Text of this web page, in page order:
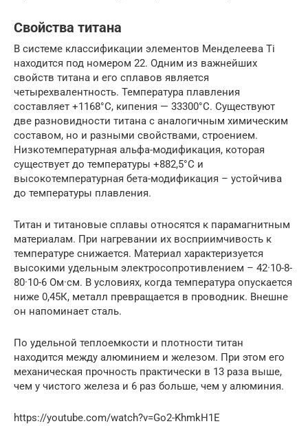
Свойства титана
В системе классификации элементов Менделеева Ti
находится под номером 22. Одним из важнейших
свойств титана и его сплавов является
четырехвалентность. Температура плавления
составляет +1168°С, кипения — 33300°С. Существуют
две разновидности титана с аналогичным химическим
составом, но и разными свойствами, строением.
Низкотемпературная альфа-модификация, которая
существует до температуры +882,5°С и
высокотемпературная бета-модификация – устойчива
до температуры плавления.
Титан и титановые сплавы относятся к парамагнитным
материалам. При нагревании их восприимчивость к
температуре снижается. Материал характеризуется
высокими удельным электросопротивлением – 42·10-8-
80·10-6 Ом·см. В условиях, когда температура опускается
ниже 0,45К, металл превращается в проводник. Внешне
он напоминает сталь.
По удельной теплоемкости и плотности титан
находится между алюминием и железом. При этом его
механическая прочность практически в 13 раза выше,
чем у чистого железа и 6 раз больше, чем у алюминия.
https://youtube.com/watch?v=Go2-KhmkH1E